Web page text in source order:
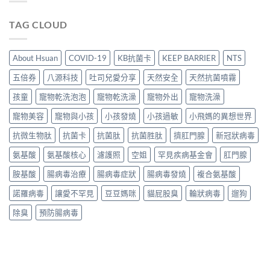
TAG CLOUD
About Hsuan COVID-19 KB抗菌卡 KEEP BARRIER
NTS
五倍券
八源科技 吐司兒愛分享 天然安全
天然抗菌噴霧
孩童
寵物乾洗泡泡 寵物乾洗澡 寵物外出
寵物洗澡
寵物美容
寵物與小孩 小孩發燒 小孩過敏
小飛媽的異想世界
抗微生物肽
抗菌卡 抗菌肽 抗菌胜肽 擠肛門腺
新冠狀病毒
氨基酸
氨基酸核心 濾護照 空姐 罕見疾病基金會
肛門腺
胺基酸
腸病毒治療 腸病毒症狀 腸病毒發燒
複合氨基酸
諾羅病毒
讓愛不罕見 豆豆媽咪 貓屁股臭 輪狀病毒
遛狗
除臭
預防腸病毒